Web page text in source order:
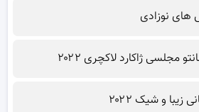
های نوزادی
مجلسی ژاکارد لاکچری ۲۰۲۲